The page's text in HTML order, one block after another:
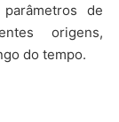
de
origens,
do tempo.